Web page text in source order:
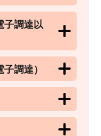
子調達以
調達）